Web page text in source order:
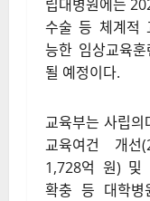
능한 임상교육
될 예정이다.
교육부는 사립의
1,728억 원) 및
확충 등 대학병
역량 강화
억 원)를 위한 융